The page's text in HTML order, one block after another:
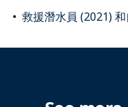
救援潛水員 (2021)